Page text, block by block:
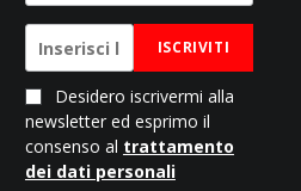
ISCRIVITI
Desidero iscrivermi alla
newsletter ed esprimo il
consenso al trattamento
dei dati personali